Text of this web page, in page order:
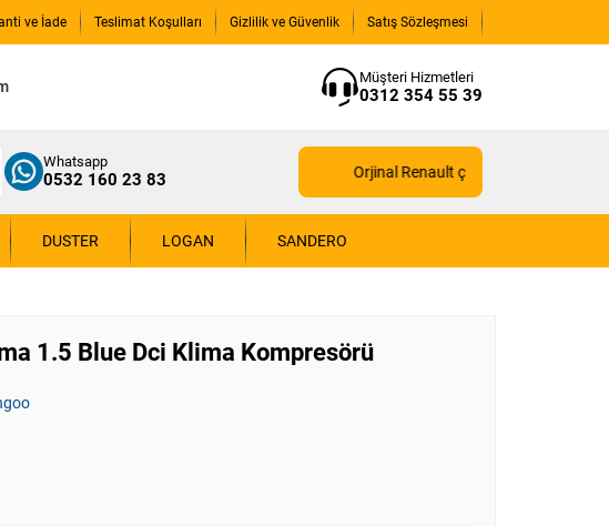
ve İade Teslimat Koşulları Gizlilik ve Güvenlik Satış Sözleşmesi
Müşteri Hizmetleri
0312 354 55 39
Whatsapp
0532 160 23 83 Orjinal Renault çıkma yedek parçaları
DUSTER LOGAN SANDERO
1.5 Blue Dci Klima Kompresörü